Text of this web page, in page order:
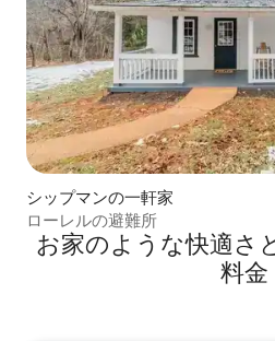
シップマンの一軒家
ローレルの避難所
お家のような快⁠適⁠さ⁠
料⁠金